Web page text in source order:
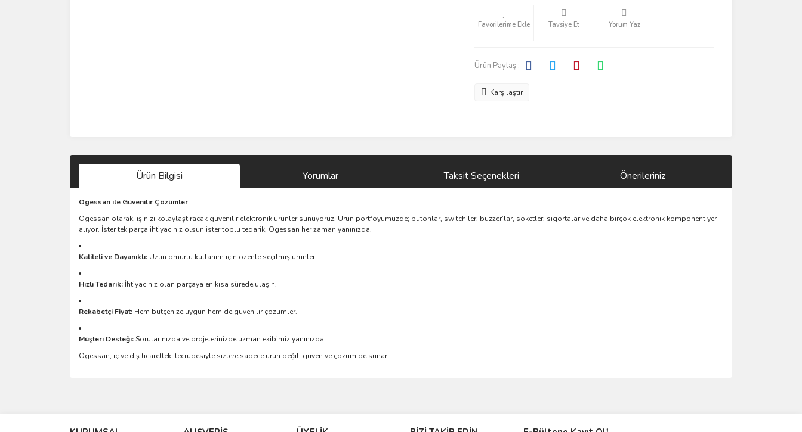
Tavsiye Et Yorum Yaz
Ürün Paylaş :
Karşılaştır
Ürün Bilgisi Yorumlar Taksit Seçenekleri Önerileriniz
Ogessan ile Güvenilir Çözümler
Ogessan olarak, işinizi kolaylaştıracak güvenilir elektronik ürünler sunuyoruz. Ürün portföyümüzde; butonlar, switch’ler, buzzer’lar, soketler, sigortalar ve daha birçok elektronik komponent yer
alıyor. İster tek parça ihtiyacınız olsun ister toplu tedarik, Ogessan her zaman yanınızda.
Kaliteli ve Dayanıklı: Uzun ömürlü kullanım için özenle seçilmiş ürünler.
Hızlı Tedarik: İhtiyacınız olan parçaya en kısa sürede ulaşın.
Rekabetçi Fiyat: Hem bütçenize uygun hem de güvenilir çözümler.
Müşteri Desteği:Sorularınızda ve projelerinizde uzman ekibimiz yanınızda.
Ogessan, iç ve dış ticaretteki tecrübesiyle sizlere sadece ürün değil, güven ve çözüm de sunar.